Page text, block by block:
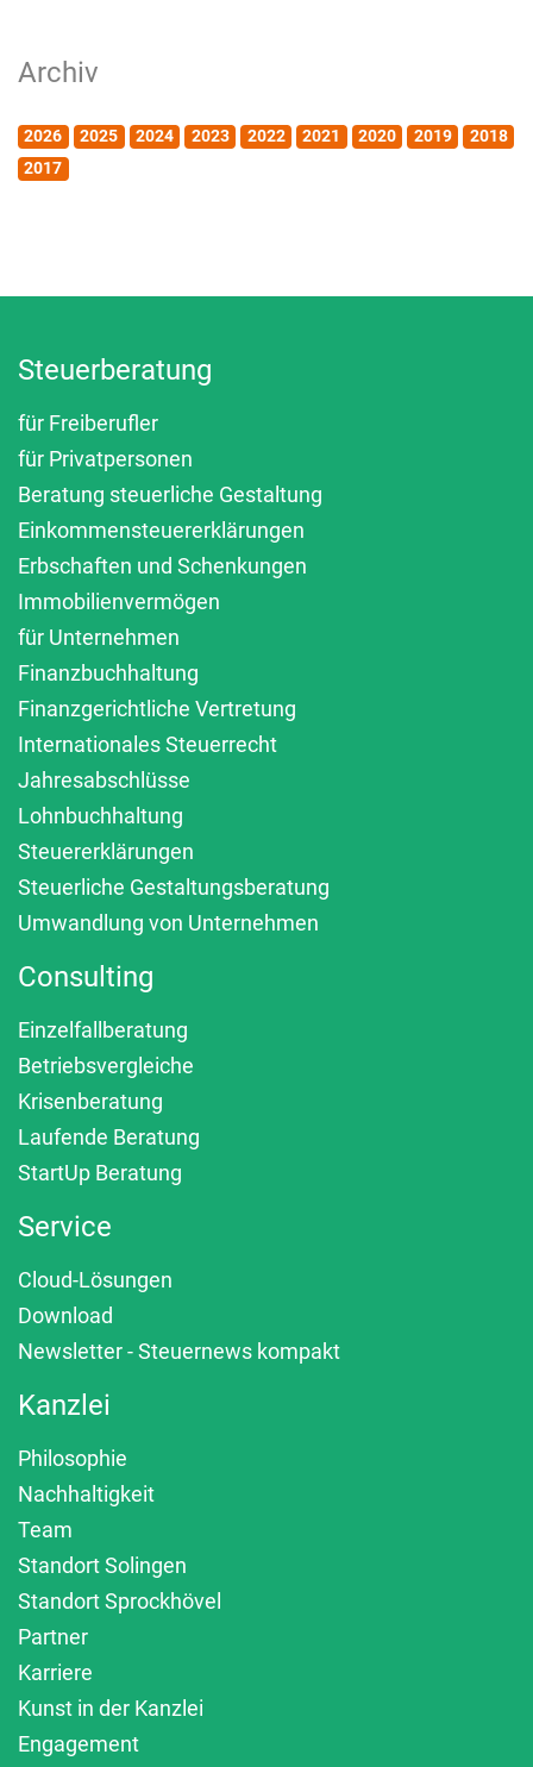
Archiv
2026 2025 2024 2023 2022 2021 2020 2019
2018
2017
Steuerberatung
für Freiberufler
für Privatpersonen
Beratung steuerliche Gestaltung
Einkommensteuererklärungen
Erbschaften und Schenkungen
Immobilienvermögen
für Unternehmen
Finanzbuchhaltung
Finanzgerichtliche Vertretung
Internationales Steuerrecht
Jahresabschlüsse
Lohnbuchhaltung
Steuererklärungen
Steuerliche Gestaltungsberatung
Umwandlung von Unternehmen
Consulting
Einzelfallberatung
Betriebsvergleiche
Krisenberatung
Laufende Beratung
StartUp Beratung
Service
Cloud-Lösungen
Download
Newsletter - Steuernews kompakt
Kanzlei
Philosophie
Nachhaltigkeit
Team
Standort Solingen
Standort Sprockhövel
Partner
Karriere
Kunst in der Kanzlei
Engagement